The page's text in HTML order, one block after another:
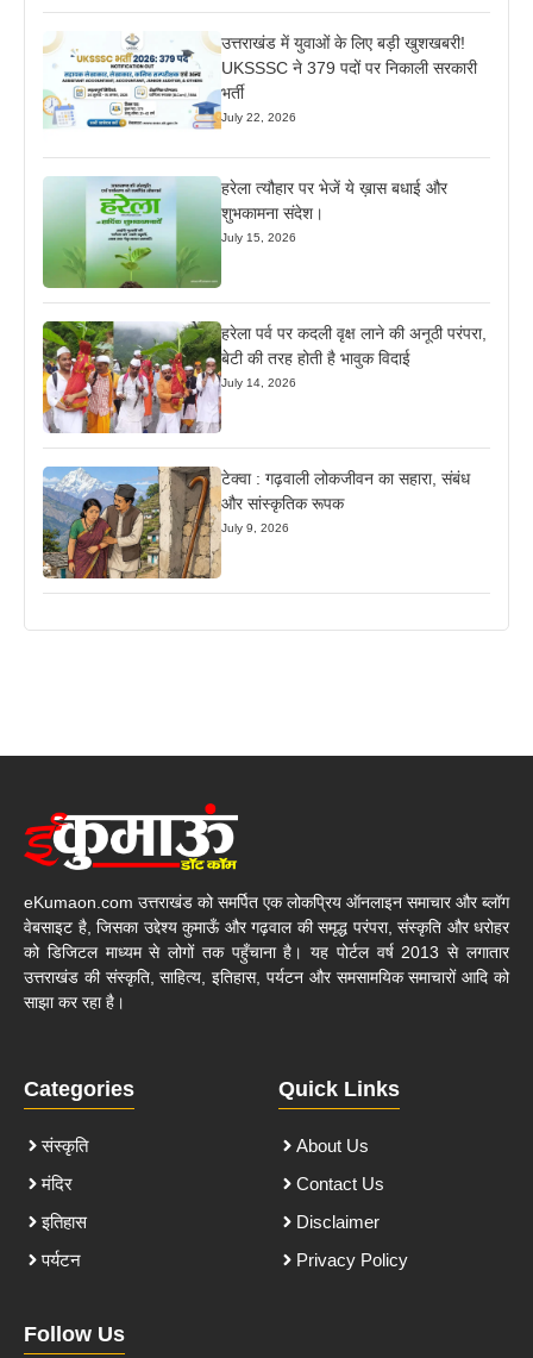
उत्तराखंड में युवाओं के लिए बड़ी खुशखबरी!
UKSSSC ने 379 पदों पर निकाली सरकारी
भर्ती
July 22, 2026
हरेला त्यौहार पर भेजें ये ख़ास बधाई और
शुभकामना संदेश।
July 15, 2026
हरेला पर्व पर कदली वृक्ष लाने की अनूठी परंपरा,
बेटी की तरह होती है भावुक विदाई
July 14, 2026
टेक्वा : गढ़वाली लोकजीवन का सहारा, संबंध
और सांस्कृतिक रूपक
July 9, 2026
eKumaon.com उत्तराखंड को समर्पित एक लोकप्रिय ऑनलाइन समाचार और ब्लॉग
वेबसाइट है, जिसका उद्देश्य कुमाऊँ और गढ़वाल की समृद्ध परंपरा, संस्कृति और धरोहर
को डिजिटल माध्यम से लोगों तक पहुँचाना है। यह पोर्टल वर्ष 2013 से लगातार
उत्तराखंड की संस्कृति, साहित्य, इतिहास, पर्यटन और समसामयिक समाचारों आदि को
साझा कर रहा है।
Categories
संस्कृति
मंदिर
इतिहास
पर्यटन
Quick Links
About Us
Contact Us
Disclaimer
Privacy Policy
Follow Us